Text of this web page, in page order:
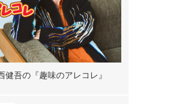
健吾の『趣味のアレコレ』